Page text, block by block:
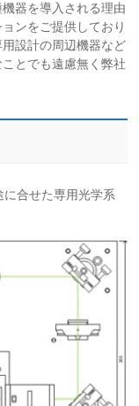
器を導入される理由
ンをご提供しており
設計の周辺機器など
とでも遠慮無く弊社
合せた専用光学系